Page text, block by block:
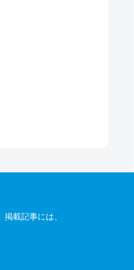
載記事には、